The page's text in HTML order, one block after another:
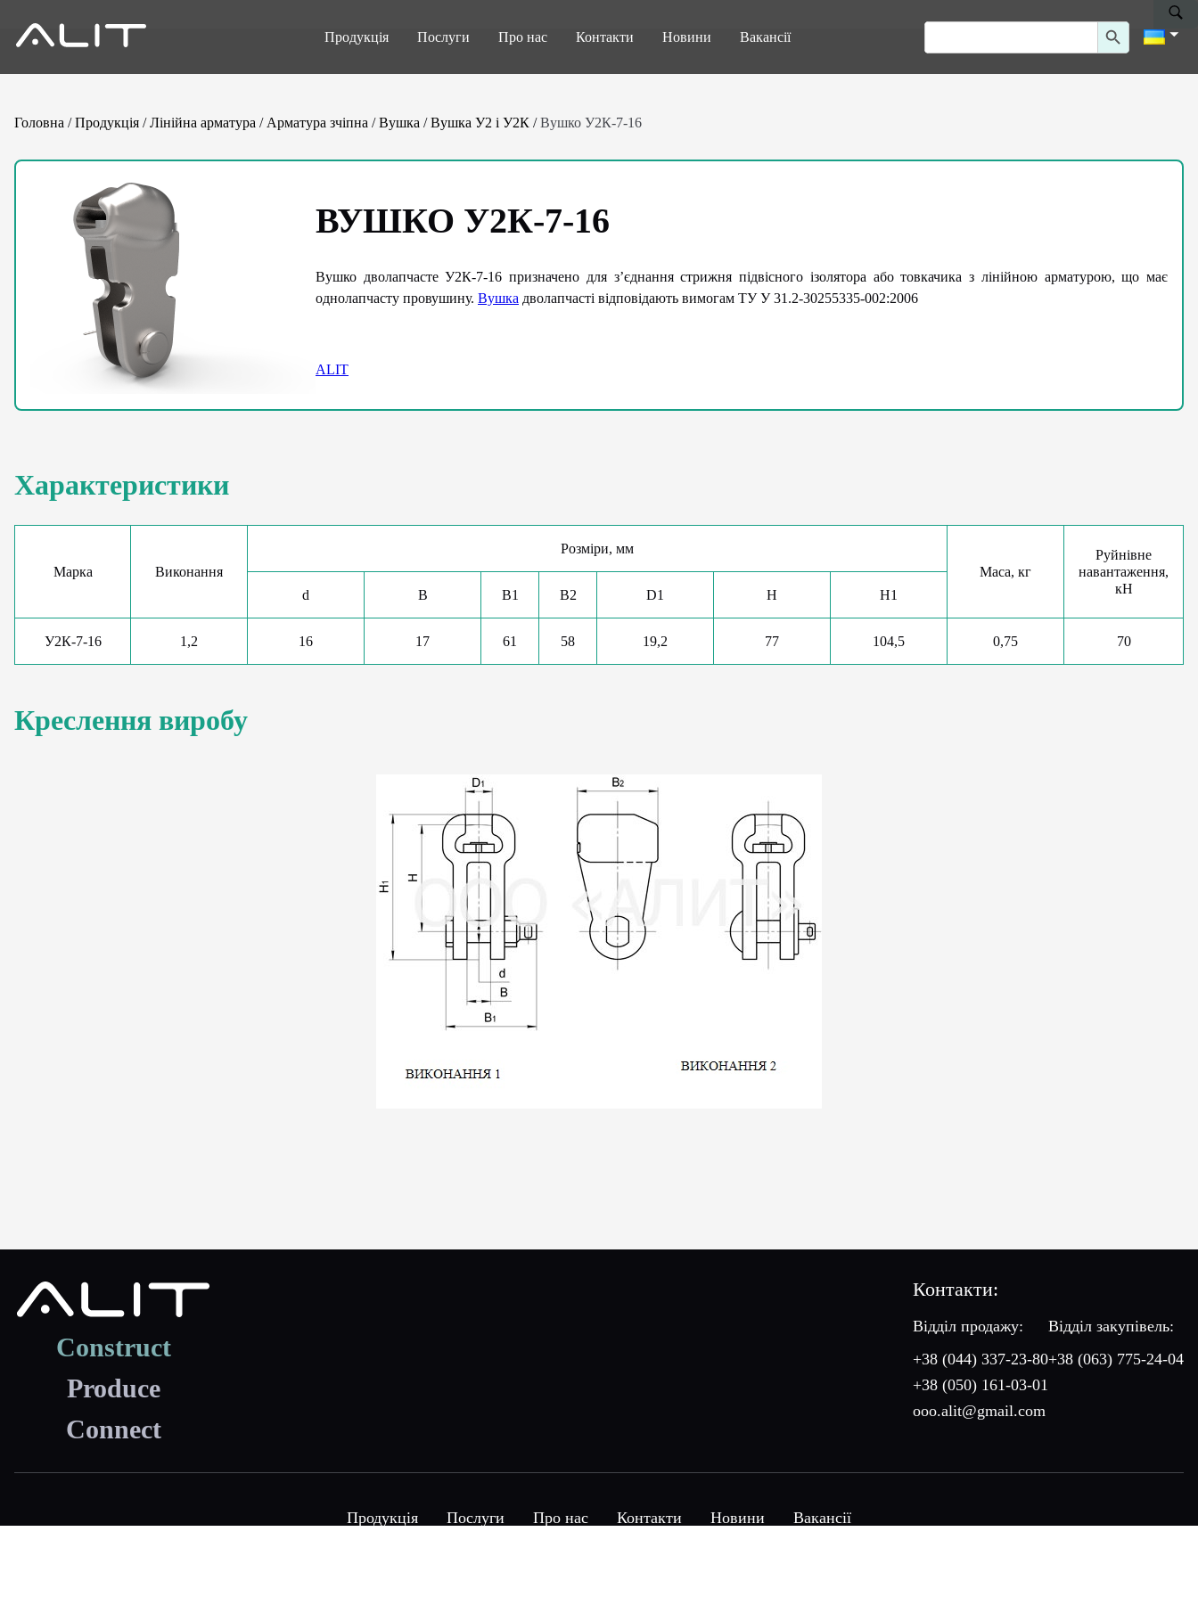
Продукція Послуги Про нас Контакти Новини Вакансії
Search
Search Button
Головна /Продукція /Лінійна арматура / Арматура зчіпна /Вушка /Вушка У2 і У2К /Вушко У2К-7-16
ВУШКО У2К-7-16
Вушко дволапчасте У2К-7-16 призначено для з’єднання стрижня підвісного ізолятора або товкачика з лінійною арматурою, що має
однолапчасту провушину. Вушка дволапчасті відповідають вимогам ТУ У 31.2-30255335-002:2006
ALIT
Характеристики
Марка Виконання
Розміри, мм
Маса, кг
Руйнівне
навантаження,
кН
d B B1 B2 D1 H H1
У2К-7-16 1,2 16 17 61 58 19,2 77 104,5 0,75 70
Креслення виробу
Construct
Produce
Connect
Контакти:
Відділ продажу:
+38 (044) 337-23-80
+38 (050) 161-03-01
ooo.alit@gmail.com
Відділ закупівель:
+38 (063) 775-24-04
Продукція Послуги Про нас Контакти Новини Вакансії